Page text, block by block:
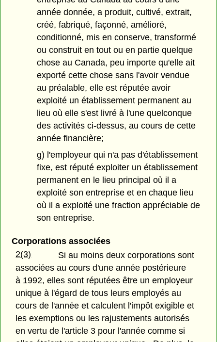
année donnée, a produit, cultivé, extrait,
créé, fabriqué, façonné, amélioré,
conditionné, mis en conserve, transformé
ou construit en tout ou en partie quelque
chose au Canada, peu importe qu'elle ait
exporté cette chose sans l'avoir vendue
au préalable, elle est réputée avoir
exploité un établissement permanent au
lieu où elle s'est livré à l'une quelconque
des activités ci-dessus, au cours de cette
année financière;
g) l'employeur qui n'a pas d'établissement
fixe, est réputé exploiter un établissement
permanent en le lieu principal où il a
exploité son entreprise et en chaque lieu
où il a exploité une fraction appréciable de
son entreprise.
Corporations associées
2(3)
Si au moins deux corporations sont
associées au cours d'une année postérieure
à 1992, elles sont réputées être un employeur
unique à l'égard de tous leurs employés au
cours de l'année et calculent l'impôt exigible et
les exemptions ou les rajustements autorisés
en vertu de l'article 3 pour l'année comme si